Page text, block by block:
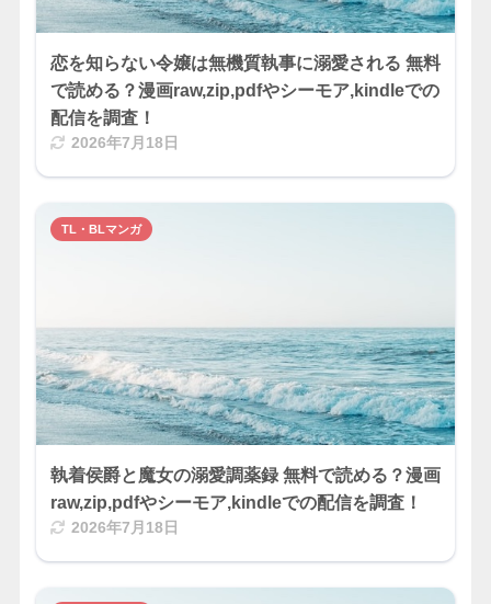
恋を知らない令嬢は無機質執事に溺愛される 無料
で読める？漫画raw,zip,pdfやシーモア,kindleでの
配信を調査！
2026年7月18日
執着侯爵と魔女の溺愛調薬録 無料で読める？漫画
raw,zip,pdfやシーモア,kindleでの配信を調査！
2026年7月18日
TL・BLマンガ